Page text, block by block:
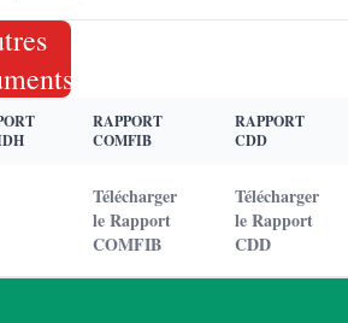
RAPPORT
COMFIB
RAPPORT
CDD
Télécharger
le Rapport
COMFIB
Télécharger
le Rapport
CDD